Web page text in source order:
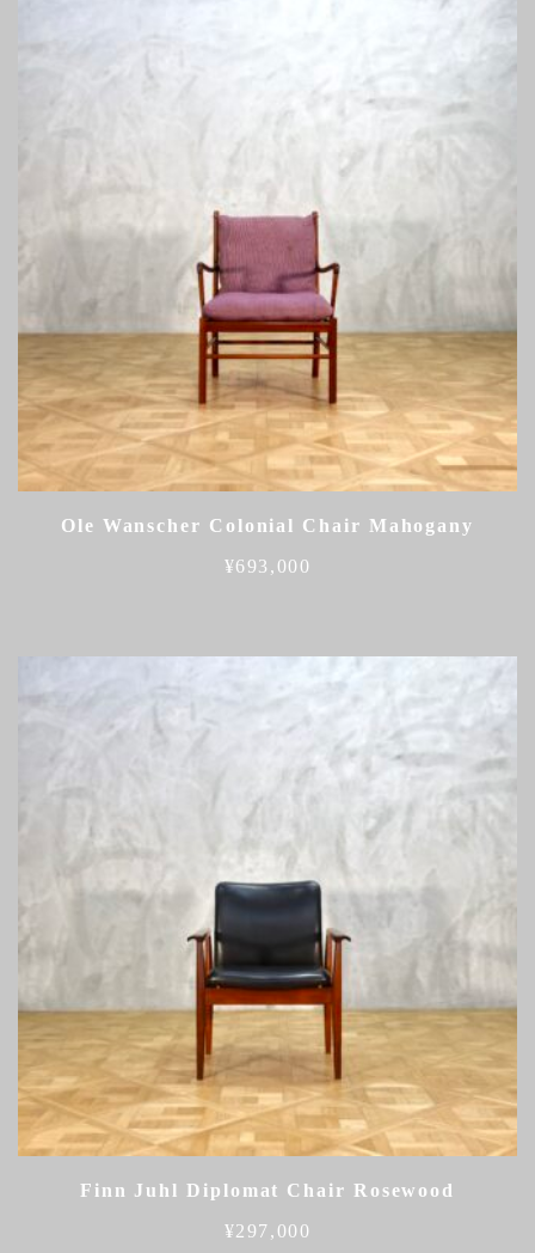
Ole Wanscher Colonial Chair Mahogany
¥693,000
Finn Juhl Diplomat Chair Rosewood
¥297,000